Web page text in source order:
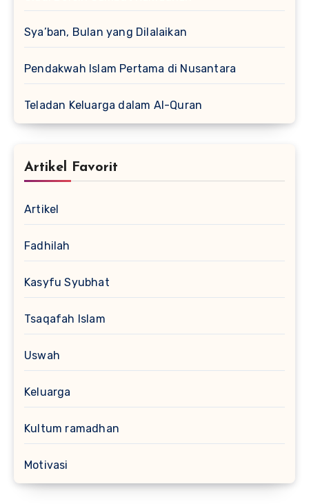
Sya’ban, Bulan yang Dilalaikan
Pendakwah Islam Pertama di Nusantara
Teladan Keluarga dalam Al-Quran
Artikel Favorit
Artikel
Fadhilah
Kasyfu Syubhat
Tsaqafah Islam
Uswah
Keluarga
Kultum ramadhan
Motivasi